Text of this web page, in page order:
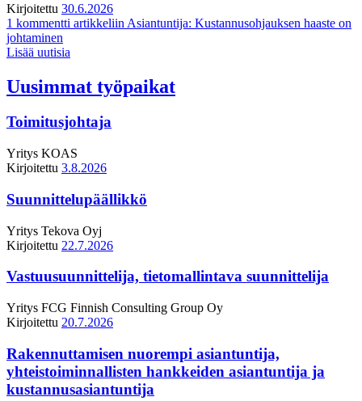
Kirjoitettu 30.6.2026
1 kommentti artikkeliin Asiantuntija: Kustannusohjauksen haaste on
johtaminen
Lisää uutisia
Uusimmat työpaikat
Toimitusjohtaja
Yritys KOAS
Kirjoitettu 3.8.2026
Suunnittelupäällikkö
Yritys Tekova Oyj
Kirjoitettu 22.7.2026
Vastuusuunnittelija, tietomallintava suunnittelija
Yritys FCG Finnish Consulting Group Oy
Kirjoitettu 20.7.2026
Rakennuttamisen nuorempi asiantuntija,
yhteistoiminnallisten hankkeiden asiantuntija ja
kustannusasiantuntija